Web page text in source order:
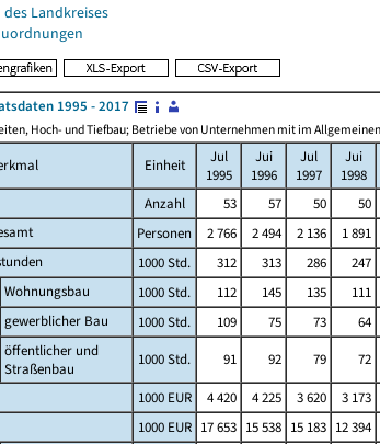
Landkreises
1995 - 2017
Hoch- und Tiefbau; Betriebe von Unternehmen mit im
Einheit
Jul
1995
Jui
1996
Jul
1997
Jui
1998
Anzahl 53 57 50 50
Personen 2 766 2 494 2 136 1 891
1000 Std. 312 313 286 247
Wohnungsbau 1000 Std. 112 145 135 111
gewerblicher Bau
1000 Std. 109 75 73 64
öffentlicher und
Straßenbau
1000 Std. 91 92 79 72
1000 EUR 4 420 4 225 3 620 3 173
1000 EUR 17 653 15 538 15 183 12 394